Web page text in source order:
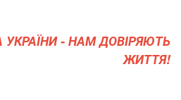
- НАМ ДОВІРЯЮТЬ
ЖИТТЯ!